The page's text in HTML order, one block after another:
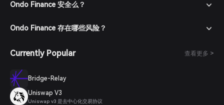
Ondo Finance 安全么？
Ondo Finance 存在哪些风险？
Currently Popular 查看更多 >
Bridge-Relay
Uniswap V3
Uniswap v3 是去中心化交易协议